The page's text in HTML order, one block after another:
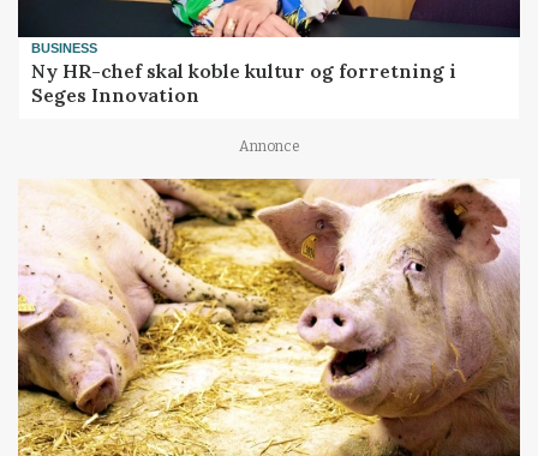
BUSINESS
Ny HR-chef skal koble kultur og forretning i
Seges Innovation
Annonce